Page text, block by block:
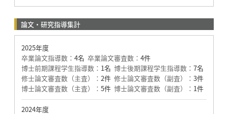
論文・研究指導集計
2025年度
卒業論文指導数： 4名 卒業論文審査数： 4件
博士前期課程学生指導数： 1名 博士後期課程学生指導数： 7名
修士論文審査数（主査）： 2件 修士論文審査数（副査）： 3件
博士論文審査数（主査）： 5件 博士論文審査数（副査）： 1件
2024年度